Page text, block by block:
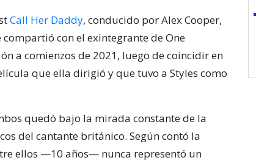
Call Her Daddy, conducido por Alex Cooper,
con el exintegrante de One
a comienzos de 2021, luego de coincidir en
que ella dirigió y que tuvo a Styles como
quedó bajo la mirada constante de la
del cantante británico. Según contó la
ellos —10 años— nunca representó un